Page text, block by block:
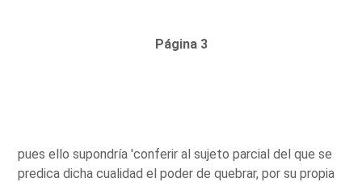
Página 3
pues ello supondría 'conferir al sujeto parcial del que se
predica dicha cualidad el poder de quebrar, por su propia